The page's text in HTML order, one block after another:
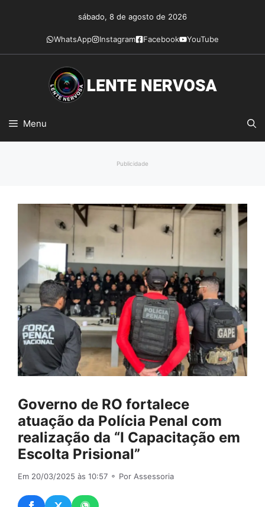
conteúdo
sábado, 8 de agosto de 2026
WhatsApp Instagram Facebook YouTube
Menu
Publicidade
Governo de RO fortalece
atuação da Polícia Penal com
realização da “I Capacitação em
Escolta Prisional”
Em 20/03/2025 às 10:57 ⚬ Por Assessoria